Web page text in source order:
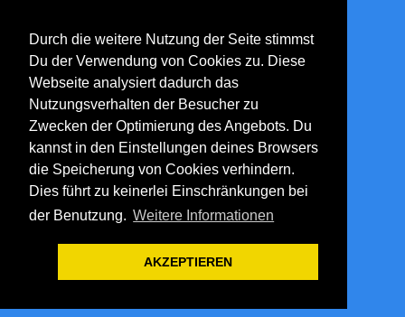
Durch die weitere Nutzung der Seite stimmst
Du der Verwendung von Cookies zu. Diese
Webseite analysiert dadurch das
Nutzungsverhalten der Besucher zu
Zwecken der Optimierung des Angebots. Du
kannst in den Einstellungen deines Browsers
die Speicherung von Cookies verhindern.
Dies führt zu keinerlei Einschränkungen bei
der Benutzung. Weitere Informationen
AKZEPTIEREN